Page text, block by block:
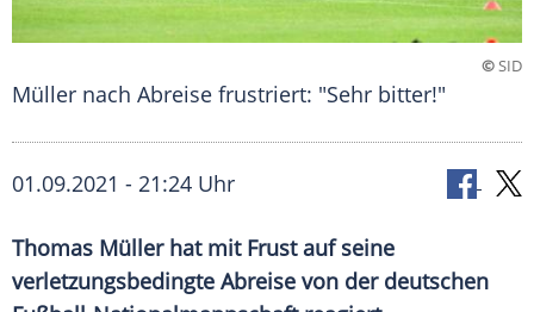
©SID
Müller nach Abreise frustriert: "Sehr bitter!"
01.09.2021 - 21:24 Uhr
Thomas Müllerhat mit Frustauf seine
verletzungsbedingte Abreise von der deutschen